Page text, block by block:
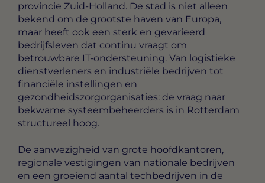
provincie Zuid-Holland. De stad is niet alleen
bekend om de grootste haven van Europa,
maar heeft ook een sterk en gevarieerd
bedrijfsleven dat continu vraagt om
betrouwbare IT-ondersteuning. Van logistieke
dienstverleners en industriële bedrijven tot
financiële instellingen en
gezondheidszorgorganisaties: de vraag naar
bekwame systeembeheerders is in Rotterdam
structureel hoog.
De aanwezigheid van grote hoofdkantoren,
regionale vestigingen van nationale bedrijven
en een groeiend aantal techbedrijven in de